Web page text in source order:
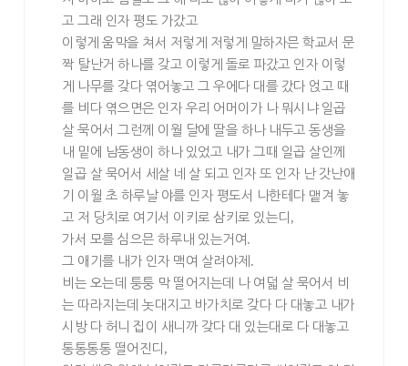
고 그래 인자 평도 가갔고
이렇게 움막을 쳐서 저렇게 저렇게 말하자믄 학교서 문
짝 탈난거 하나를 갖고 이렇게 돌로 파갔고 인자 이렇
게 나무를 갖다 엮어놓고 그 우에다 대를 갔다 얹고 때
를 비다 엮으면은 인자 우리 어머이가 나 뭐시냐 일곱
살 묵어서 그런께 이월 달에 딸을 하나 내두고 동생을
내 밑에 남동생이 하나 있었고 내가 그때 일곱 살인께
일곱 살 묵어서 세살 네 살 되고 인자 또 인자 난 갓난애
기 이월 초 하루날 야를 인자 평도서 나한테다 맽겨 놓
고 저 당치로 여기서 이키로 삼키로 있는디 ,
가서 모를 심으믄 하루내 있는거여 .
그 애기를 내가 인자 맥여 살려야제 .
비는 오는데 퉁퉁 막 떨어지는데 나 여덟 살 묵어서 비
는 따라지는데 놋대지고 바가치로 갖다 다 대놓고 내가
시방 다 허니 집이 새니까 갖다 대 있는대로 다 대놓고
통통통통 떨어진디 ,